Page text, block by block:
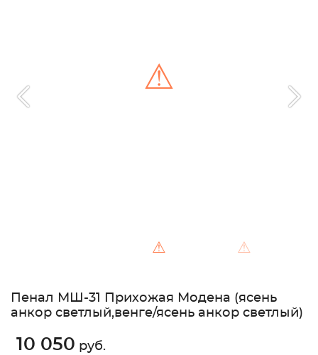
⚠ ⚠
⚠
Пенал МШ-31 Прихожая Модена (ясень
анкор светлый,венге/ясень анкор светлый)
10 050 руб.